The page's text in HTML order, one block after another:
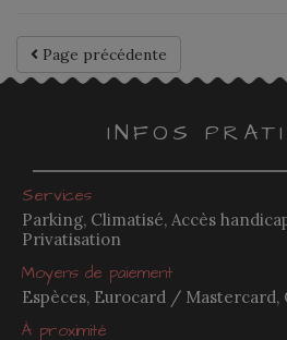
Page précédente
INFOS
Services
Parking, Climatisé, Accès
Privatisation
Moyens de paiement
Espèces, Eurocard / Mastercard,
À proximité